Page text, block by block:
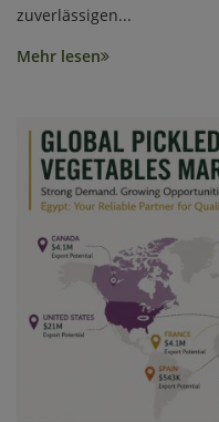
zuverlässigen...
Mehr lesen